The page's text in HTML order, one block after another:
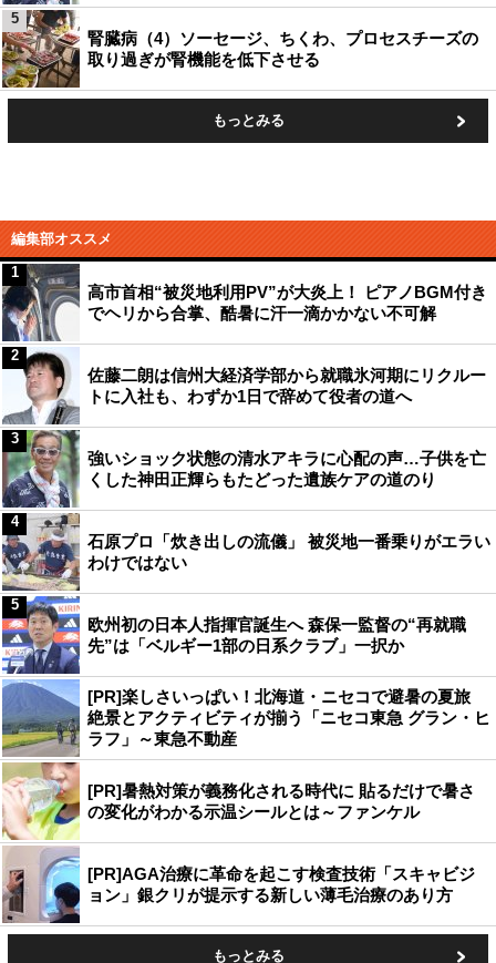
腎臓病（4）ソーセージ、ちくわ、プロセスチーズの
取り過ぎが腎機能を低下させる
5
もっとみる
編集部オススメ
高市首相“被災地利用PV”が大炎上！ ピアノBGM付き
でヘリから合掌、酷暑に汗一滴かかない不可解
1
佐藤二朗は信州大経済学部から就職氷河期にリクルー
トに入社も、わずか1日で辞めて役者の道へ
2
強いショック状態の清水アキラに心配の声…子供を亡
くした神田正輝らもたどった遺族ケアの道のり
3
石原プロ「炊き出しの流儀」 被災地一番乗りがエラい
わけではない
4
欧州初の日本人指揮官誕生へ 森保一監督の“再就職
先”は「ベルギー1部の日系クラブ」一択か
5
[PR]楽しさいっぱい！北海道・ニセコで避暑の夏旅
絶景とアクティビティが揃う「ニセコ東急 グラン・ヒ
ラフ」～東急不動産
[PR]暑熱対策が義務化される時代に 貼るだけで暑さ
の変化がわかる示温シールとは～ファンケル
[PR]AGA治療に革命を起こす検査技術「スキャビジ
ョン」銀クリが提示する新しい薄毛治療のあり方
もっとみる